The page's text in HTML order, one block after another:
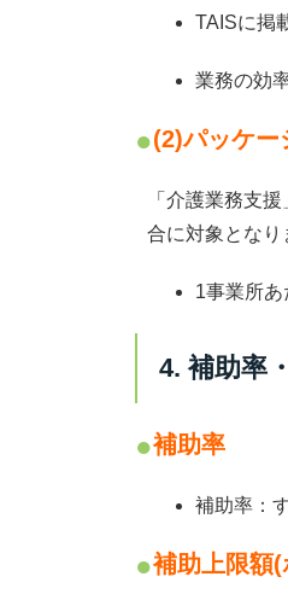
TAISに掲
業務の効
(2)パッケー
「介護業務支
合に対象となり
1事業所あ
4. 補助率
補助率
補助率：
補助上限額